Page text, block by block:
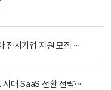
전시기업 지원 모집 공
대 SaaS 전환 전략과